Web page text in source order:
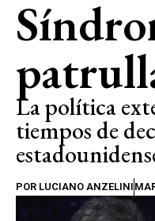
La política
tiempos de
POR LUCIANO ANZELINI